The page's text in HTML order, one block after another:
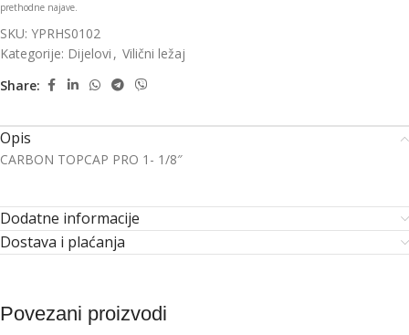
prethodne najave.
SKU: YPRHS0102
Kategorije: Dijelovi , Vilični ležaj
Share:
Opis
CARBON TOPCAP PRO 1- 1/8″
Dodatne informacije
Dostava i plaćanja
Povezani proizvodi